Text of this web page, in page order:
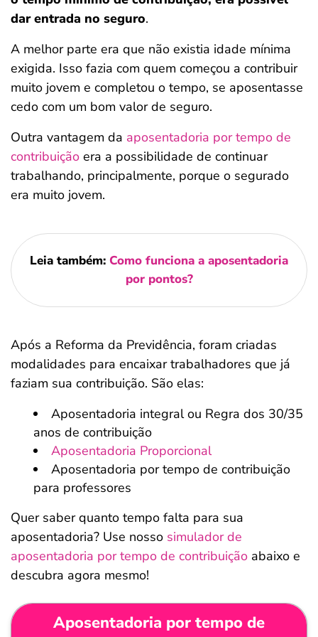
dar entrada no seguro.
A melhor parte era que não existia idade mínima
exigida. Isso fazia com quem começou a contribuir
muito jovem e completou o tempo, se aposentasse
cedo com um bom valor de seguro.
Outra vantagem da aposentadoria por tempo de
contribuição era a possibilidade de continuar
trabalhando, principalmente, porque o segurado
era muito jovem.
Leia também: Como funciona a aposentadoria
por pontos?
Após a Reforma da Previdência, foram criadas
modalidades para encaixar trabalhadores que já
faziam sua contribuição. São elas:
Aposentadoria integral ou Regra dos 30/35
anos de contribuição
Aposentadoria Proporcional
Aposentadoria por tempo de contribuição
para professores
Quer saber quanto tempo falta para sua
aposentadoria? Use nosso simulador de
aposentadoria por tempo de contribuição abaixo e
descubra agora mesmo!
Aposentadoria por tempo de